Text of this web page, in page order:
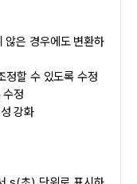
정할 수 있도록 수정
수정
강화